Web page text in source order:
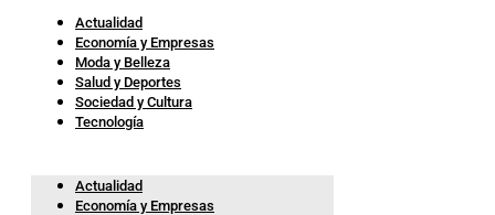
Actualidad
Economía y Empresas
Moda y Belleza
Salud y Deportes
Sociedad y Cultura
Tecnología
Actualidad
Economía y Empresas